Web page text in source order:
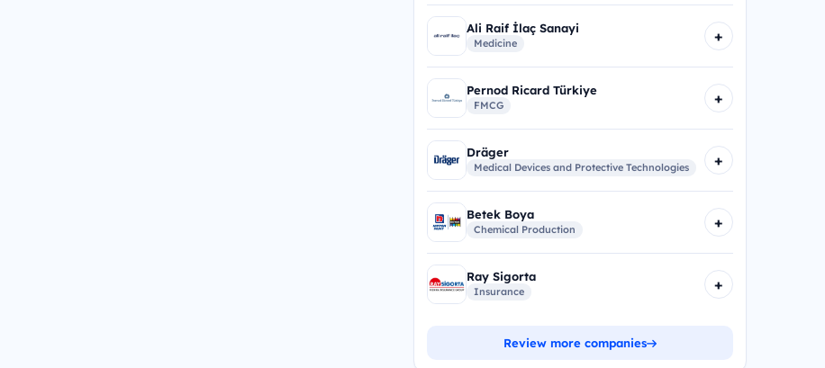
Ali Raif İlaç Sanayi
Medicine +
Pernod Ricard Türkiye
FMCG +
Dräger
Medical Devices and Protective Technologies +
Betek Boya
Chemical Production +
Ray Sigorta
Insurance +
Review more companies